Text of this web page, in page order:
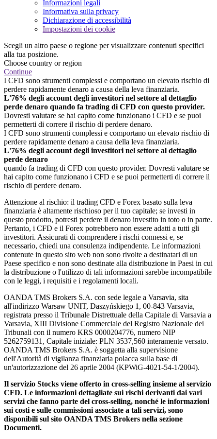
Informazioni legali
Informativa sulla privacy
Dichiarazione di accessibilità
Impostazioni dei cookie
Scegli un altro paese o regione per visualizzare contenuti specifici
alla tua posizione.
Choose country or region
Continue
I CFD sono strumenti complessi e comportano un elevato rischio di
perdere rapidamente denaro a causa della leva finanziaria.
L'76% degli account degli investitori nel settore al dettaglio
perde denaro quando fa trading di CFD con questo provider.
Dovresti valutare se hai capito come funzionano i CFD e se puoi
permetterti di correre il rischio di perdere denaro.
I CFD sono strumenti complessi e comportano un elevato rischio di
perdere rapidamente denaro a causa della leva finanziaria.
L'76% degli account degli investitori nel settore al dettaglio
perde denaro
quando fa trading di CFD con questo provider. Dovresti valutare se
hai capito come funzionano i CFD e se puoi permetterti di correre il
rischio di perdere denaro.
Attenzione al rischio: il trading CFD e Forex basato sulla leva
finanziaria è altamente rischioso per il tuo capitale; se investi in
questo prodotto, potresti perdere il denaro investito in toto o in parte.
Pertanto, i CFD e il Forex potrebbero non essere adatti a tutti gli
investitori. Assicurati di comprendere i rischi connessi e, se
necessario, chiedi una consulenza indipendente. Le informazioni
contenute in questo sito web non sono rivolte a destinatari di un
Paese specifico e non sono destinate alla distribuzione in Paesi in cui
la distribuzione o l'utilizzo di tali informazioni sarebbe incompatibile
con le leggi, i requisiti e i regolamenti locali.
OANDA TMS Brokers S.A. con sede legale a Varsavia, sita
all'indirizzo Warsaw UNIT, Daszyńskiego 1, 00-843 Varsavia,
registrata presso il Tribunale Distrettuale della Capitale di Varsavia a
Varsavia, XIII Divisione Commerciale del Registro Nazionale dei
Tribunali con il numero KRS 0000204776, numero NIP
5262759131, Capitale iniziale: PLN 3537,560 interamente versato.
OANDA TMS Brokers S.A. è soggetta alla supervisione
dell'Autorità di vigilanza finanziaria polacca sulla base di
un'autorizzazione del 26 aprile 2004 (KPWiG-4021-54-1/2004).
Il servizio Stocks viene offerto in cross-selling insieme al servizio
CFD. Le informazioni dettagliate sui rischi derivanti dai vari
servizi che fanno parte del cross-selling, nonché le informazioni
sui costi e sulle commissioni associate a tali servizi, sono
disponibili sul sito OANDA TMS Brokers nella sezione
Documenti.